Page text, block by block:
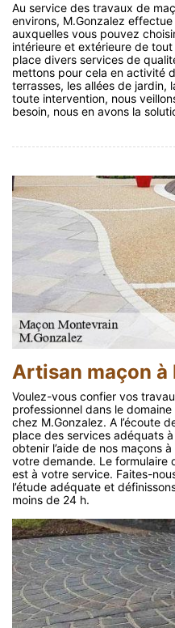
Au service des travaux de
environs, M.Gonzalez
auxquelles vous pouvez
intérieure et extérieure de
place divers services de
mettons pour cela en activité
terrasses, les allées de jardin,
toute intervention, nous
besoin, nous en avons la
Artisan maçon à
Voulez-vous confier vos
professionnel dans le
chez M.Gonzalez. A l’écoute
place des services adéquats
obtenir l’aide de nos maçons
votre demande. Le formulaire
est à votre service. Faites-
l’étude adéquate et
moins de 24 h.